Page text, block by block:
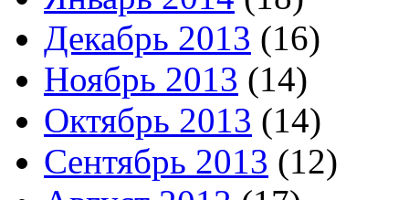
Декабрь 2013 (16)
Ноябрь 2013 (14)
Октябрь 2013 (14)
Сентябрь 2013 (12)